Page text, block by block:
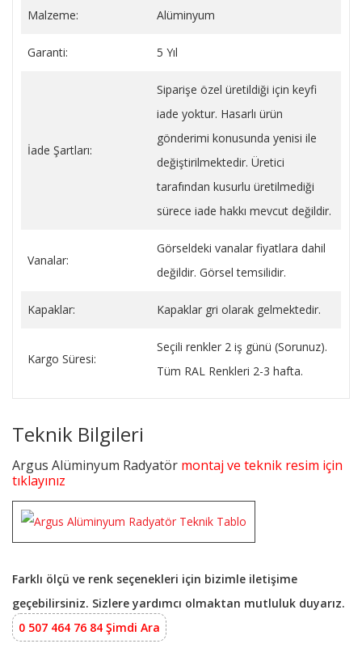
Malzeme: Alüminyum
Garanti: 5 Yıl
İade Şartları:
Siparişe özel üretildiği için keyfi
iade yoktur. Hasarlı ürün
gönderimi konusunda yenisi ile
değiştirilmektedir. Üretici
tarafından kusurlu üretilmediği
sürece iade hakkı mevcut değildir.
Vanalar:
Görseldeki vanalar fiyatlara dahil
değildir. Görsel temsilidir.
Kapaklar: Kapaklar gri olarak gelmektedir.
Kargo Süresi:
Seçili renkler 2 iş günü (Sorunuz).
Tüm RAL Renkleri 2-3 hafta.
Teknik Bilgileri
Argus Alüminyum Radyatör montaj ve teknik resim için
tıklayınız
Farklı ölçü ve renk seçenekleri için bizimle iletişime
geçebilirsiniz. Sizlere yardımcı olmaktan mutluluk duyarız.
0 507 464 76 84 Şimdi Ara